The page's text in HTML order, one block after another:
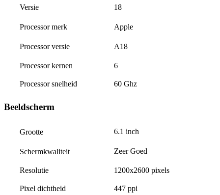
Versie 18
Processor merk Apple
Processor versie A18
Processor kernen 6
Processor snelheid 60 Ghz
Beeldscherm
Grootte 6.1 inch
Schermkwaliteit Zeer Goed
Resolutie 1200x2600 pixels
Pixel dichtheid 447 ppi